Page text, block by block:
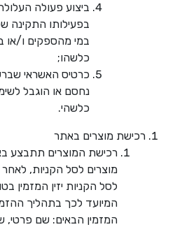
ביצוע פעולה
בפעילותו התקינה
במי מהספקים ו/או
כלשהו;
כרטיס האשראי
נחסם או הוגבל
כלשהי.
רכישת מוצרים באתר
רכישת המוצרים תתבצע
מוצרים לסל הקניות,
לסל הקניות יזין המזמין
המיועד לכך בתהליך
המזמין הבאים: שם